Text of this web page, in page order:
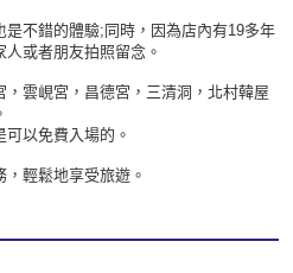
是不錯的體驗; 同時，因為店內有19多年
或者朋友拍照留念。
雲峴宮，昌德宮，三清洞，北村韓屋
以免費入場的。
輕鬆地享受旅遊。